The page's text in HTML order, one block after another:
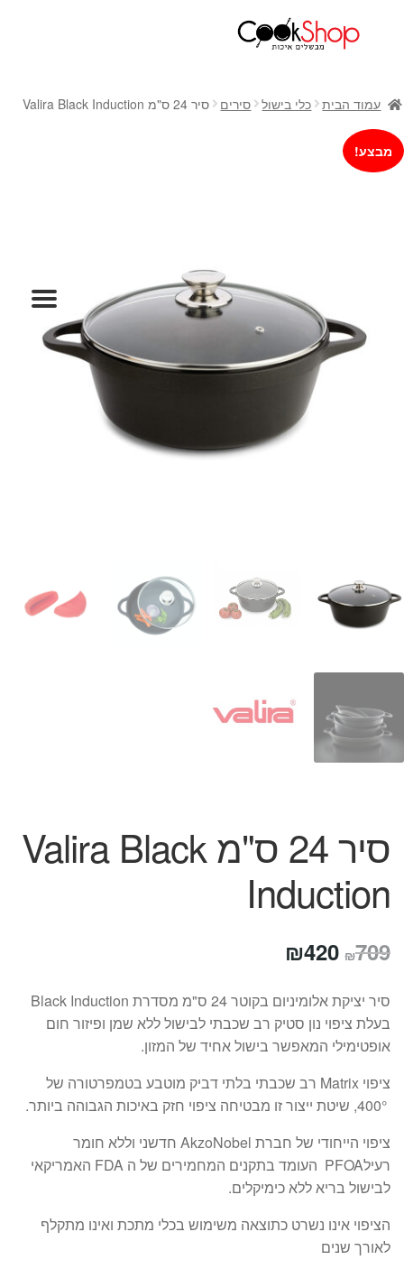
חנות
כלי בישול
סירים
מחבתות
אפייה
קפה ותה
גיפט קארד
המותגים שלנו
תשלום
עמוד הבית כלי בישול סירים סיר 24 ס"מ Valira Black Induction
מבצע!
סיר 24 ס"מ Valira Black
Induction
₪709 המחיר
היה:
₪709.
₪420
הוא:
₪420.
סיר יציקת אלומיניום בקוטר 24 ס"מ מסדרת Black Induction
בעלת ציפוי נון סטיק רב שכבתי לבישול ללא שמן ופיזור חום
אופטימילי המאפשר בישול אחיד של המזון.
ציפוי Matrix רב שכבתי בלתי דביק מוטבע בטמפרטורה של
ציפוי הייחודי של חברת AkzoNobel חדשני וללא חומר
רעילPFOA העומד בתקנים המחמירים של ה FDA האמריקאי
לבישול בריא ללא כימיקלים.
הציפוי אינו נשרט כתוצאה משימוש בכלי מתכת ואינו מתקלף
לאורך שנים